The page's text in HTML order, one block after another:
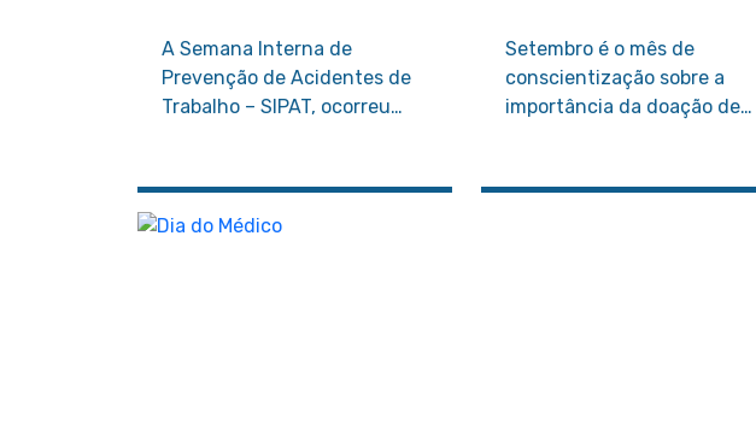
A Semana Interna de
Prevenção de Acidentes de
Trabalho – SIPAT, ocorreu
aliada ao bom humor, com o
envolvimento de todos os
Setembro é o mês de
conscientização sobre a
importância da doação de